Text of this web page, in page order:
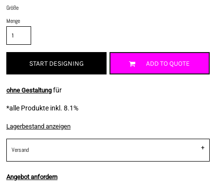
Größe
Menge
START DESIGNING ADD TO QUOTE
ohne Gestaltung für
*alle Produkte inkl. 8.1%
Lagerbestand anzeigen
Versand
Angebot anfordern